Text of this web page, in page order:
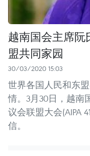
越南国会主席
盟共同家园
30/03/2020 15:03
世界各国人民和东
情。3月30日，越南
议会联盟大会(AIPA
信。